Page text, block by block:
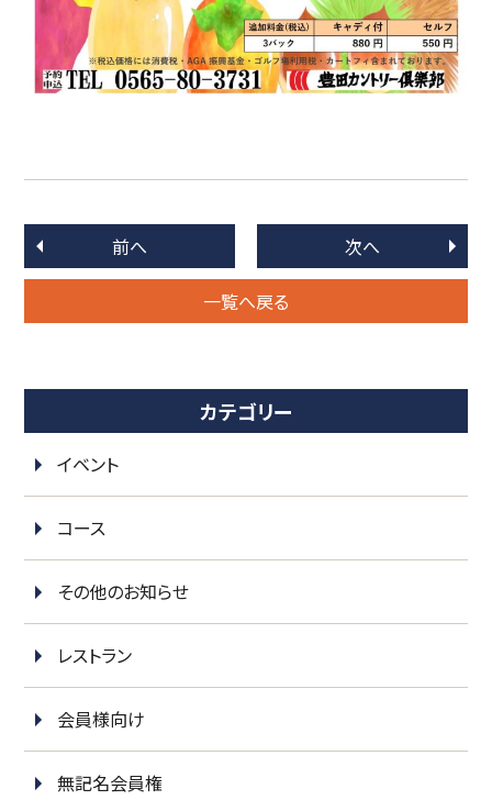
前へ
一覧へ戻る
次へ
カテゴリー
イベント
コース
その他のお知らせ
レストラン
会員様向け
無記名会員権